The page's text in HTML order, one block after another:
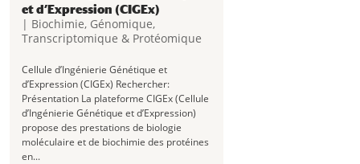
et d’Expression (CIGEx)
| Biochimie, Génomique,
Transcriptomique & Protéomique
Cellule d’Ingénierie Génétique et
d’Expression (CIGEx) Rechercher:
Présentation La plateforme CIGEx (Cellule
d’Ingénierie Génétique et d’Expression)
propose des prestations de biologie
moléculaire et de biochimie des protéines
en...